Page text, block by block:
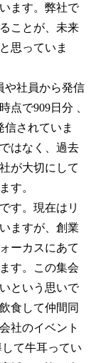
ます。弊社で
ことが、未来
思っていま
や社員から発信
点で909日分 、
されていま
はなく、過去
が大切にして
す。
す。現在はリ
ますが、創業
ーカスにあて
す。この集会
という思いで
食して仲間同
社のイベント
て牛耳ってい